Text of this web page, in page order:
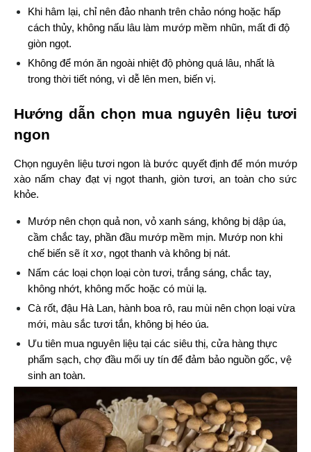
Khi hâm lại, chỉ nên đảo nhanh trên chảo nóng hoặc hấp
cách thủy, không nấu lâu làm mướp mềm nhũn, mất đi độ
giòn ngọt.
Không để món ăn ngoài nhiệt độ phòng quá lâu, nhất là
trong thời tiết nóng, vì dễ lên men, biến vị.
Hướng dẫn chọn mua nguyên liệu tươi
ngon
Chọn nguyên liệu tươi ngon là bước quyết định để món mướp
xào nấm chay đạt vị ngọt thanh, giòn tươi, an toàn cho sức
khỏe.
Mướp nên chọn quả non, vỏ xanh sáng, không bị dập úa,
cầm chắc tay, phần đầu mướp mềm mịn. Mướp non khi
chế biến sẽ ít xơ, ngọt thanh và không bị nát.
Nấm các loại chọn loại còn tươi, trắng sáng, chắc tay,
không nhớt, không mốc hoặc có mùi lạ.
Cà rốt, đậu Hà Lan, hành boa rô, rau mùi nên chọn loại vừa
mới, màu sắc tươi tắn, không bị héo úa.
Ưu tiên mua nguyên liệu tại các siêu thị, cửa hàng thực
phẩm sạch, chợ đầu mối uy tín để đảm bảo nguồn gốc, vệ
sinh an toàn.